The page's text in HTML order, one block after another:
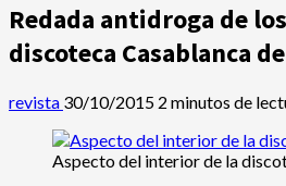
Redada antidroga de
discoteca Casablanca
revista 30/10/2015 2 minutos de
Aspecto del interior de la